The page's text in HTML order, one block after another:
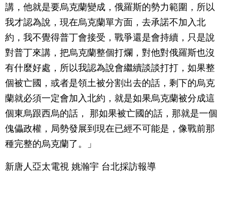
講，他就是要烏克蘭變成，俄羅斯的勢力範圍，所以
我才認為說，現在烏克蘭單方面，去承諾不加入北
約，我不覺得普丁會接受，戰爭還是會持續，只是說
對普丁來講，把烏克蘭整個打爛，對他對俄羅斯也沒
有什麼好處，所以我認為說會繼續談談打打，如果整
個被亡國，或者是領土被分割出去的話，剩下的烏克
蘭就必須一定會加入北約，就是如果烏克蘭被分成這
個東烏跟西烏的話， 那如果被亡國的話，那就是一個
傀儡政權，局勢發展到現在已經不可能是，像戰前那
種完整的烏克蘭了。」
新唐人亞太電視 姚瀚宇 台北採訪報導